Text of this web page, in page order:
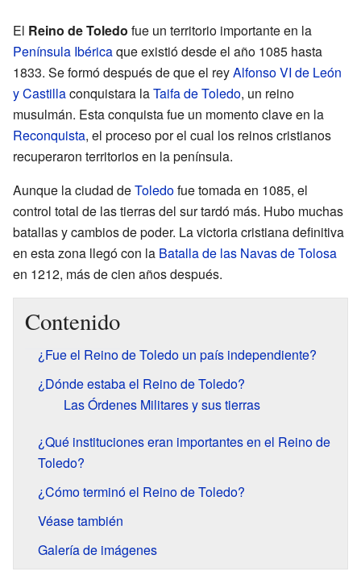
El Reino de Toledo fue un territorio importante en la
Península Ibéricaque existió desde el año 1085 hasta
1833. Se formó después de que el reyAlfonso VI de León
y Castillaconquistara laTaifa de Toledo, un reino
musulmán. Esta conquista fue un momento clave en la
Reconquista, el proceso por el cual los reinos cristianos
recuperaron territorios en la península.
Aunque la ciudad deToledofue tomada en 1085, el
control total de las tierras del sur tardó más. Hubo muchas
batallas y cambios de poder. La victoria cristiana definitiva
en esta zona llegó con la Batalla de las Navas de Tolosa
en 1212, más de cien años después.
Contenido
¿Fue el Reino de Toledo un país independiente?
¿Dónde estaba el Reino de Toledo?
Las Órdenes Militares y sus tierras
¿Qué instituciones eran importantes en el Reino de
Toledo?
¿Cómo terminó el Reino de Toledo?
Véase también
Galería de imágenes